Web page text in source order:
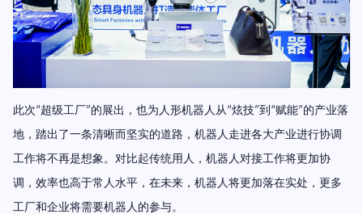
此次“超级工厂”的展出，也为人形机器人从“炫技”到“赋能”的产业落
地，踏出了一条清晰而坚实的道路，机器人走进各大产业进行协调
工作将不再是想象。对比起传统用人，机器人对接工作将更加协
调，效率也高于常人水平，在未来，机器人将更加落在实处，更多
工厂和企业将需要机器人的参与。